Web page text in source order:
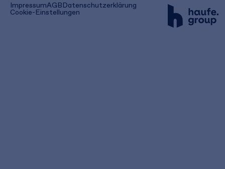
ImpressumAGB(öffnet
in
einem
Datenschutzerklärung
Cookie-Einstellungen